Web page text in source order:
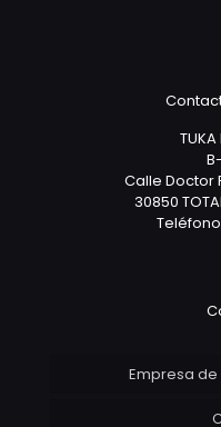
TUKA
Calle Doctor
30850
Empresa